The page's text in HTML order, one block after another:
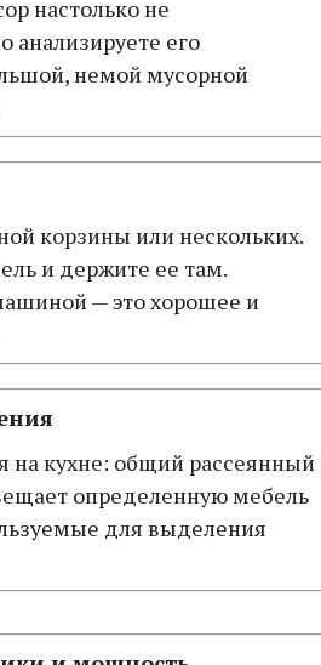
настолько не
анализируете его
немой мусорной
корзины или нескольких.
и держите ее там.
— это хорошее и
кухне: общий рассеянный
определенную мебель
для выделения